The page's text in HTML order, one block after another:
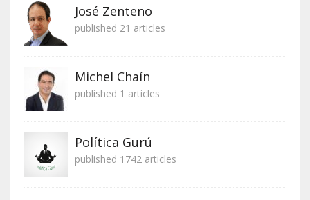
José Zenteno
published 21 articles
Michel Chaín
published 1 articles
Política Gurú
published 1742 articles